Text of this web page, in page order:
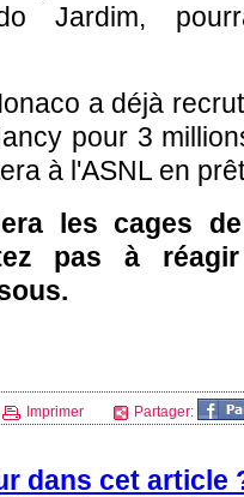
Jardim,
a déjà
pour 3
à l'ASNL en
les cages
pas à
Imprimer Partager:
dans cet article